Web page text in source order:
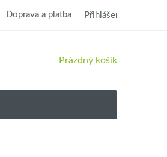
Doprava a platba Přihlášení
NÁKUPNÍ
Prázdný košík